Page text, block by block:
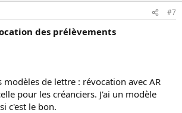
#7
des prélèvements
modèles de lettre : révocation avec AR
pour les créanciers. J'ai un modèle
c'est le bon.